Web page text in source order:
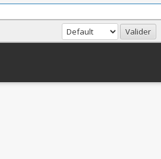
Syndication RSS